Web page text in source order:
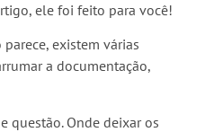
ele foi feito para você!
existem várias
a documentação,
questão. Onde deixar os